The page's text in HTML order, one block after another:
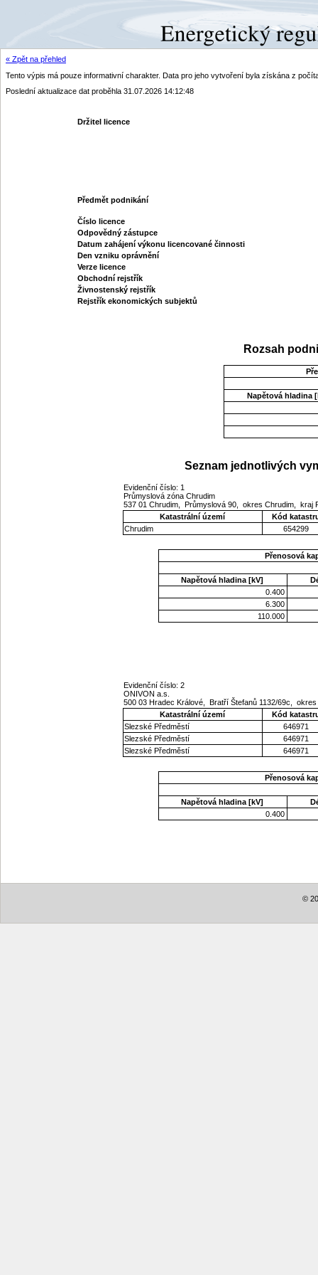
« Zpět na přehled
Tento výpis má pouze informativní charakter. Data pro jeho vytvoření byla získána z
Poslední aktualizace dat proběhla 31.07.2026 14:12:48
Držitel licence
Předmět podnikání
Číslo licence
Odpovědný zástupce
Datum zahájení výkonu licencované činnosti
Den vzniku oprávnění
Verze licence
Obchodní rejstřík
Živnostenský rejstřík
Rejstřík ekonomických subjektů
Rozsah
Napětová hladina
Seznam jednotlivých
Evidenční číslo: 1
Průmyslová zóna Chrudim
537 01 Chrudim, Průmyslová 90, okres Chrudim, kraj
Katastrální území
Kód
Chrudim
654299
Přenosová
Napětová hladina [kV]
0.400
6.300
110.000
Evidenční číslo: 2
ONIVON a.s.
500 03 Hradec Králové, Bratří Štefanů 1132/69c,
Katastrální území
Kód
Slezské Předměstí
646971
Slezské Předměstí
646971
Slezské Předměstí
646971
Přenosová
Napětová hladina [kV]
0.400
©